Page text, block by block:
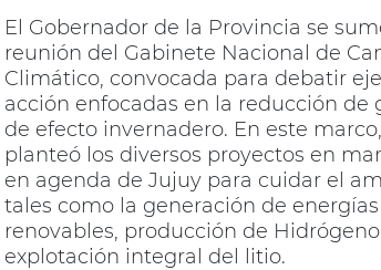
El Gobernador de la Provincia se
reunión del Gabinete Nacional de
Climático, convocada para debatir
acción enfocadas en la reducción de
de efecto invernadero. En este marco,
planteó los diversos proyectos en
en agenda de Jujuy para cuidar el
tales como la generación de energías
renovables, producción de
explotación integral del litio.